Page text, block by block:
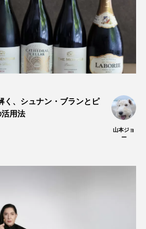
く、シュナン・ブランとピ
活用法
山本ジョ
ー